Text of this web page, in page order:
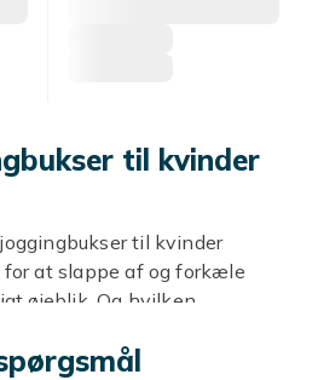
til kvinder
til kvinder
for at slappe af og forkæle
øjeblik. Og hvilken
har vi et stort udvalg